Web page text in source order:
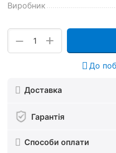
Виробник
+
−
До
Доставка
Гарантія
Способи оплати